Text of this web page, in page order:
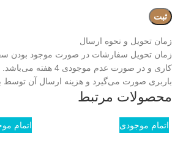
زمان تحویل و نحوه ارسال
کاری و در صورت عدم
باربری صورت می‌گیرد و هزینه ارسال آن توسط
محصولات مرتبط
اتمام موجودی اتمام